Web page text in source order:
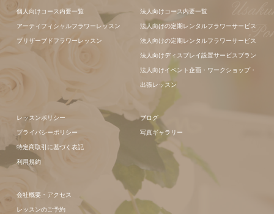
ンジメント
個人向けコース内要一覧
アーティフィシャルフラワーレッスン
プリザーブドフラワーレッスン
法人向けコース内要一覧
法人向けの定期レンタルフラワーサービス
法人向けの定期レンタルフラワーサービス
法人向けディスプレイ設置サービスプラン
法人向けイベント企画・ワークショップ・
出張レッスン
レッスンポリシー
プライバシーポリシー
特定商取引に基づく表記
利用規約
ブログ
写真ギャラリー
会社概要・アクセス
レッスンのご予約